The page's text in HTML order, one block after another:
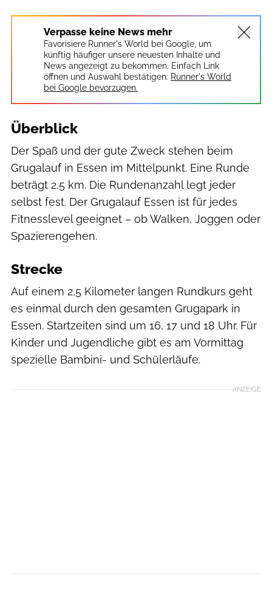
Verpasse keine News mehr
Favorisiere Runner's World bei Google, um
künftig häufiger unsere neuesten Inhalte und
News angezeigt zu bekommen. Einfach Link
öffnen und Auswahl bestätigen: Runner's World
bei Google bevorzugen.
Überblick
Der Spaß und der gute Zweck stehen beim
Grugalauf in Essen im Mittelpunkt. Eine Runde
beträgt 2,5 km. Die Rundenanzahl legt jeder
selbst fest. Der Grugalauf Essen ist für jedes
Fitnesslevel geeignet – ob Walken, Joggen oder
Spazierengehen.
Strecke
Auf einem 2,5 Kilometer langen Rundkurs geht
es einmal durch den gesamten Grugapark in
Essen. Startzeiten sind um 16, 17 und 18 Uhr. Für
Kinder und Jugendliche gibt es am Vormittag
spezielle Bambini- und Schülerläufe.
ANZEIGE